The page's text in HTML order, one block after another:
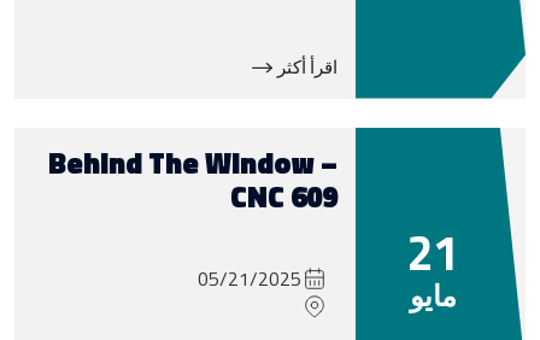
اقرأ أكثر
21
مايو
Behind The Window –
CNC 609
05/21/2025